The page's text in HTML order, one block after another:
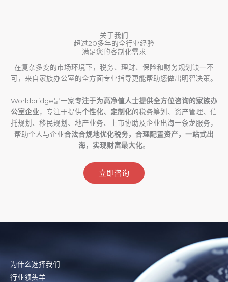
关于我们
超过20多年的全行业经验
满足您的客制化需求
在复杂多变的市场环境下，税务、理财、保险和财务规划缺一不
可，来自家族办公室的全方面专业指导更能帮助您做出明智决策。
Worldbridge是一家专注于为高净值人士提供全方位咨询的家族办
公室企业，专注于提供个性化、定制化的税务筹划、资产管理、信
托规划、移民规划、地产业务、上市协助及企业出海一条龙服务，
帮助个人与企业合法合规地优化税务，合理配置资产，一站式出
海，实现财富最大化。
立即咨询
为什么选择我们
行业领头羊